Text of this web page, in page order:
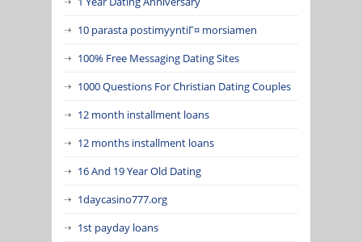
10 parasta postimyyntiГ¤ morsiamen
100% Free Messaging Dating Sites
1000 Questions For Christian Dating Couples
12 month installment loans
12 months installment loans
16 And 19 Year Old Dating
1daycasino777.org
1st payday loans